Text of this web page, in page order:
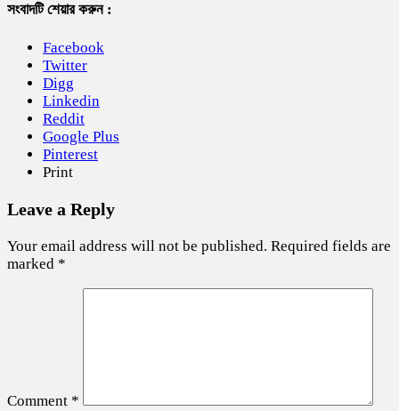
সংবাদটি শেয়ার করুন :
Facebook
Twitter
Digg
Linkedin
Reddit
Google Plus
Pinterest
Print
Leave a Reply
Your email address will not be published. Required fields are
marked *
Comment *